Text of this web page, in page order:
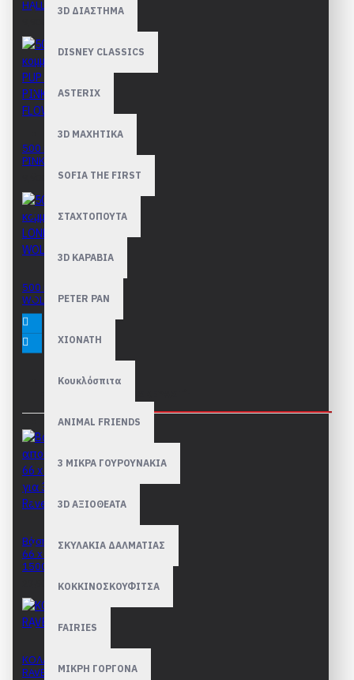
3D ΔΙΑΣΤΗΜΑ
DISNEY CLASSICS
ASTERIX
3D ΜΑΧΗΤΙΚΑ
SOFIA THE FIRST
ΣΤΑΧΤΟΠΟΥΤΑ
3D ΚΑΡΑΒΙΑ
PETER PAN
ΧΙΟΝΑΤΗ
Κουκλόσπιτα
ANIMAL FRIENDS
3 ΜΙΚΡΑ ΓΟΥΡΟΥΝΑΚΙΑ
3D ΑΞΙΟΘΕΑΤΑ
ΣΚΥΛΑΚΙΑ ΔΑΛΜΑΤΙΑΣ
ΚΟΚΚΙΝΟΣΚΟΥΦΙΤΣΑ
FAIRIES
ΜΙΚΡΗ ΓΟΡΓΟΝΑ
HALLSTATT, AUSTRIA
500 κομμάτια PUP IN
PINK FLOWERS
500 κομμάτια LONE
WOLF
9,90€
Βάση αποθ΄ήκευσης
66 x 110cm για 300 -
1500 Ravensburger
ΚΟΛΛΑ
RAVENSBURGER